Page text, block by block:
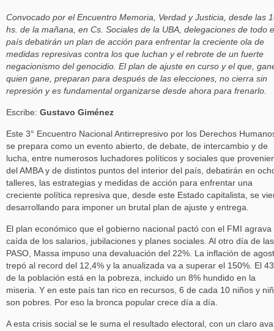
Convocado por el Encuentro Memoria, Verdad y Justicia, desde las
hs. de la mañana, en Cs. Sociales de la UBA, delegaciones de todo
país debatirán un plan de acción para enfrentar la creciente ola de
medidas represivas contra los que luchan y el rebrote de un fuerte
negacionismo del genocidio. El plan de ajuste en curso y el que,
quien gane, preparan para después de las elecciones, no cierra sin
represión y es fundamental organizarse desde ahora para frenarlo.
Escribe: Gustavo Giménez
Este 3° Encuentro Nacional Antirrepresivo por los Derechos
se prepara como un evento abierto, de debate, de intercambio y de
lucha, entre numerosos luchadores políticos y sociales que
del AMBA y de distintos puntos del interior del país, debatirán en
talleres, las estrategias y medidas de acción para enfrentar una
creciente política represiva que, desde este Estado capitalista, se
desarrollando para imponer un brutal plan de ajuste y entrega.
El plan económico que el gobierno nacional pactó con el FMI agrava
caída de los salarios, jubilaciones y planes sociales. Al otro día de las
PASO, Massa impuso una devaluación del 22%. La inflación de
trepó al record del 12,4% y la anualizada va a superar el 150%. El
de la población está en la pobreza, incluido un 8% hundido en la
miseria. Y en este país tan rico en recursos, 6 de cada 10 niños y
son pobres. Por eso la bronca popular crece día a día.
A esta crisis social se le suma el resultado electoral, con un claro